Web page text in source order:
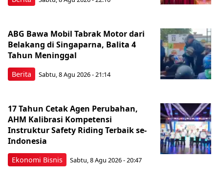
Berita
ABG Bawa Mobil Tabrak Motor dari
Belakang di Singaparna, Balita 4
Tahun Meninggal
Sabtu, 8 Agu 2026 - 21:14
Ekonomi Bisnis
17 Tahun Cetak Agen Perubahan,
AHM Kalibrasi Kompetensi
Instruktur Safety Riding Terbaik se-
Indonesia
Sabtu, 8 Agu 2026 - 20:47